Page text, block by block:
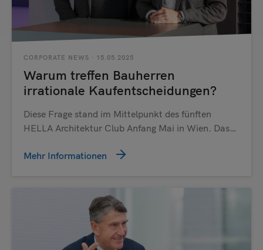
CORPORATE NEWS · 15.05.2025
Warum treffen Bauherren
irrationale Kaufentscheidungen?
Diese Frage stand im Mittelpunkt des fünften
HELLA Architektur Club Anfang Mai in Wien. Das…
Mehr Informationen